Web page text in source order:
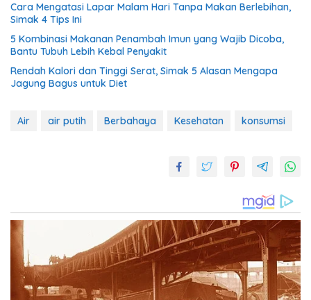
Cara Mengatasi Lapar Malam Hari Tanpa Makan Berlebihan,
Simak 4 Tips Ini
5 Kombinasi Makanan Penambah Imun yang Wajib Dicoba,
Bantu Tubuh Lebih Kebal Penyakit
Rendah Kalori dan Tinggi Serat, Simak 5 Alasan Mengapa
Jagung Bagus untuk Diet
Air air putih Berbahaya Kesehatan konsumsi